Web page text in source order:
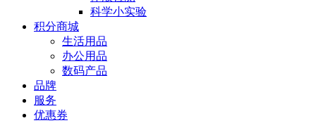
科学小实验
积分商城
生活用品
办公用品
数码产品
品牌
服务
优惠券